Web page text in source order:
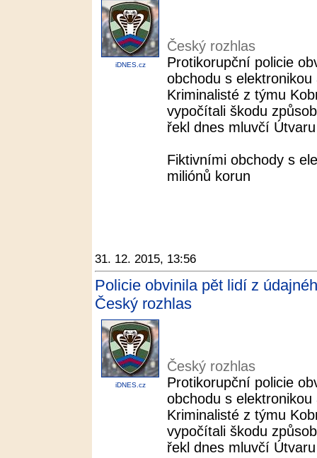
iDNES.cz
Český rozhlas
Protikorupční policie
obchodu s
Kriminalisté z týmu
vypočítali škodu
řekl dnes mluvčí
Fiktivními obchody s
miliónů korun
31. 12. 2015, 13:56
Policie obvinila pět lidí z
Český rozhlas
iDNES.cz
Český rozhlas
Protikorupční policie
obchodu s
Kriminalisté z týmu
vypočítali škodu
řekl dnes mluvčí